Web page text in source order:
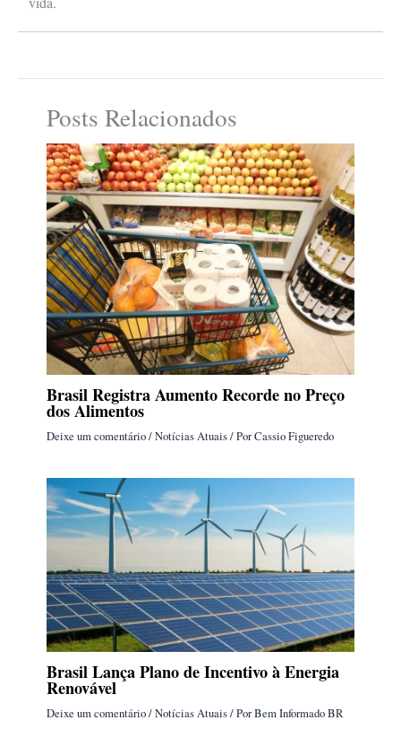
Posts Relacionados
Brasil Registra Aumento Recorde no Preço
dos Alimentos
Deixe um comentário/Notícias Atuais/ PorCassio Figueredo
Brasil Lança Plano de Incentivo à Energia
Renovável
Deixe um comentário/Notícias Atuais/ PorBem Informado BR